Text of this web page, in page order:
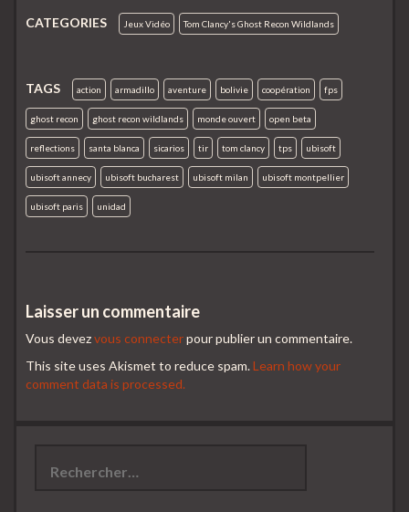
CATEGORIES Jeux Vidéo Tom Clancy's Ghost Recon Wildlands
TAGS action armadillo aventure bolivie coopération fps
ghost recon ghost recon wildlands monde ouvert open beta
reflections santa blanca sicarios tir tom clancy tps ubisoft
ubisoft annecy ubisoft bucharest ubisoft milan ubisoft montpellier
ubisoft paris unidad
Laisser un commentaire
Vous devezvous connecterpour publier un commentaire.
This site uses Akismet to reduce spam.Learn how your
comment data is processed.